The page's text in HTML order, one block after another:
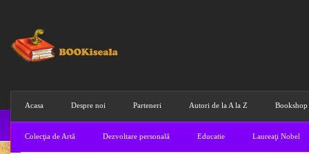
Acasa Despre noi Parteneri Autori de la A la Z Bookshop
Colecţia de Artă Dezvoltare personală Educatie Laureaţi Nobel